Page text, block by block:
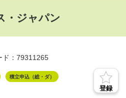
・ジャパン
ド：79311265
積立申込（総・ダ）
登録